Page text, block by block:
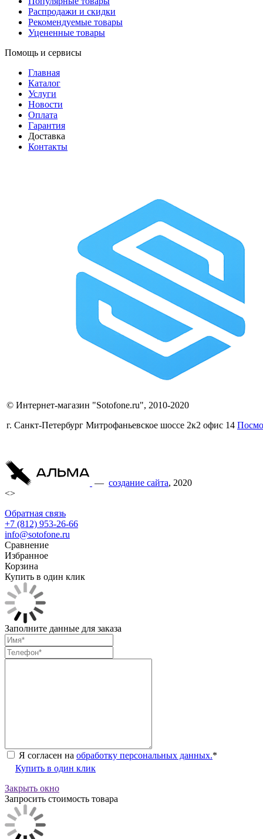
Распродажи и скидки
Рекомендуемые товары
Уцененные товары
Помощь и сервисы
Главная
Каталог
Услуги
Новости
Оплата
Гарантия
Доставка
Контакты
© Интернет-магазин "Sotofone.ru", 2010-2020
г. Санкт-Петербург Митрофаньевское шоссе 2к2 офис 14
— cоздание сайта, 2020
<>
Обратная связь
+7 (812) 953-26-66
info@sotofone.ru
Сравнение
Избранное
Корзина
Купить в один клик
Заполните данные для заказа
Я согласен на обработку персональных данных.*
Купить в один клик
Закрыть окно
Запросить стоимость товара